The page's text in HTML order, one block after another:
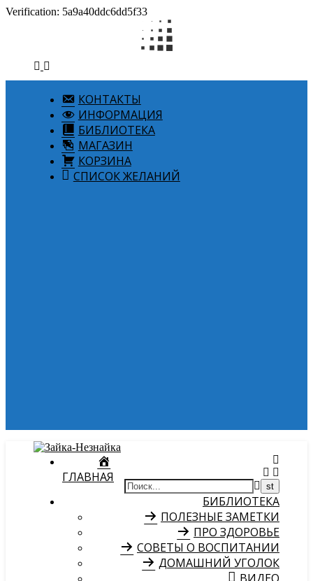
Verification: 5a9a40ddc6dd5f33
КОНТАКТЫ
ИНФОРМАЦИЯ
БИБЛИОТЕКА
МАГАЗИН
КОРЗИНА
СПИСОК ЖЕЛАНИЙ
ГЛАВНАЯ
БИБЛИОТЕКА
ПОЛЕЗНЫЕ ЗАМЕТКИ
ПРО ЗДОРОВЬЕ
СОВЕТЫ О ВОСПИТАНИИ
ДОМАШНИЙ УГОЛОК